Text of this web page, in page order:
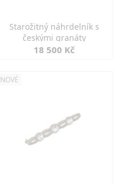
Starožitný náhrdelník s
českými granáty
18 500 Kč
NOVÉ